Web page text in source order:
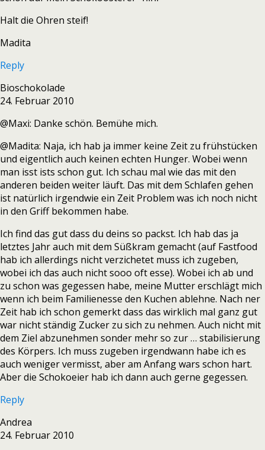
Halt die Ohren steif!
Madita
Reply
Bioschokolade
24. Februar 2010
@Maxi: Danke schön. Bemühe mich.
@Madita: Naja, ich hab ja immer keine Zeit zu frühstücken
und eigentlich auch keinen echten Hunger. Wobei wenn
man isst ists schon gut. Ich schau mal wie das mit den
anderen beiden weiter läuft. Das mit dem Schlafen gehen
ist natürlich irgendwie ein Zeit Problem was ich noch nicht
in den Griff bekommen habe.
Ich find das gut dass du deins so packst. Ich hab das ja
letztes Jahr auch mit dem Süßkram gemacht (auf Fastfood
hab ich allerdings nicht verzichetet muss ich zugeben,
wobei ich das auch nicht sooo oft esse). Wobei ich ab und
zu schon was gegessen habe, meine Mutter erschlägt mich
wenn ich beim Familienesse den Kuchen ablehne. Nach ner
Zeit hab ich schon gemerkt dass das wirklich mal ganz gut
war nicht ständig Zucker zu sich zu nehmen. Auch nicht mit
dem Ziel abzunehmen sonder mehr so zur … stabilisierung
des Körpers. Ich muss zugeben irgendwann habe ich es
auch weniger vermisst, aber am Anfang wars schon hart.
Aber die Schokoeier hab ich dann auch gerne gegessen.
Reply
Andrea
24. Februar 2010